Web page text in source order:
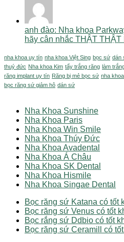
anh đào: Nha khoa
hãy cân nhắc THẬT THẬT
nha khoa uy tín nha khoa Việt Sing bọc sứ dán
thuý đức Nha khoa Kim tẩy trắng răng làm
răng implant uy tín Răng bị mẻ bọc sứ nha
bọc răng sứ giảm hô dán sứ
Nha Khoa Sunshine
Nha Khoa Paris
Nha Khoa Win Smile
Nha Khoa Thúy Đức
Nha Khoa Avadental
Nha Khoa Á Châu
Nha Khoa SK Dental
Nha Khoa Hismile
Nha Khoa Singae Dental
Bọc răng sứ Katana có tốt
Bọc răng sứ Venus có tốt
Bọc rắng sứ Ddbio có tốt
Bọc răng sứ Ceramill có